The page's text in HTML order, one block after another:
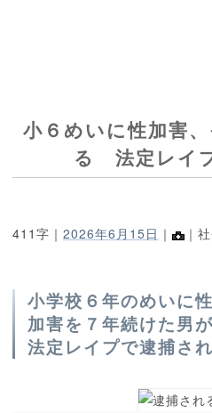
小６めいに性加害
る 法定レイ
411字｜ 2026年6月15日 ｜ ｜
小学校６年のめいに
加害を７年続けた男
法定レイプで逮捕さ